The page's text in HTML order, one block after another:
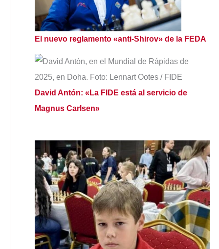
El nuevo reglamento «anti-Shirov» de la FEDA
David Antón: «La FIDE está al servicio de
Magnus Carlsen»